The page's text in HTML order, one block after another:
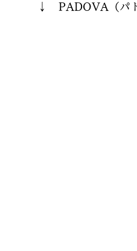
↓　PADOVA（パ